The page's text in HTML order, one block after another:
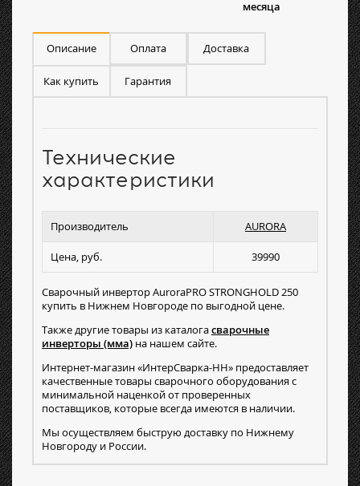
месяца
Описание Оплата Доставка
Как купить Гарантия
Технические
характеристики
Производитель AURORA
Цена, руб. 39990
Cварочный инвертор AuroraPRO STRONGHOLD 250
купить в Нижнем Новгороде по выгодной цене.
Также другие товары из каталогасварочные
инверторы (мма) на нашем сайте.
Интернет-магазин «ИнтерСварка-НН» предоставляет
качественные товары сварочного оборудования с
минимальной наценкой от проверенных
поставщиков, которые всегда имеются в наличии.
Мы осуществляем быструю доставку по Нижнему
Новгороду и России.